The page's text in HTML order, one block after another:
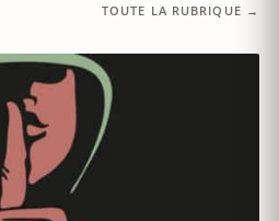
TOUTE LA RUBRIQUE →